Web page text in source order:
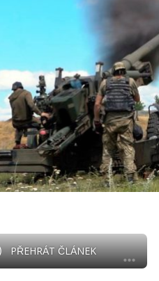
PŘEHRÁT ČLÁNEK